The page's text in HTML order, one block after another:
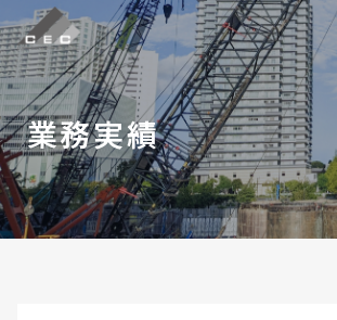
業務実績